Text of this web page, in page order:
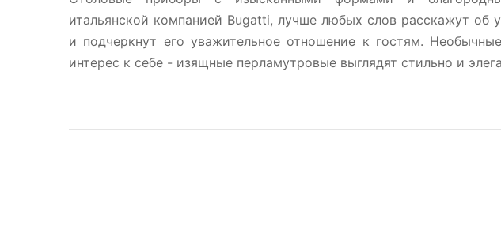
итальянской компанией Bugatti, лучше любых слов расскажут об
и подчеркнут его уважительное отношение к гостям.
интерес к себе - изящные перламутровые выглядят стильно и